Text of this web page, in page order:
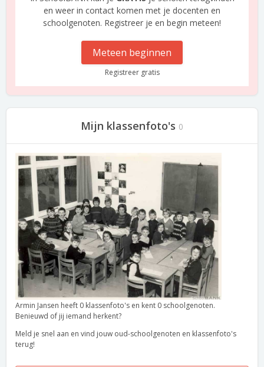
en weer in contact komen met je docenten en
schoolgenoten. Registreer je en begin meteen!
Meteen beginnen
Registreer gratis
Mijn klassenfoto's 0
Armin Jansen heeft 0 klassenfoto's en kent 0 schoolgenoten.
Benieuwd of jij iemand herkent?
Meld je snel aan en vind jouw oud-schoolgenoten en klassenfoto's
terug!